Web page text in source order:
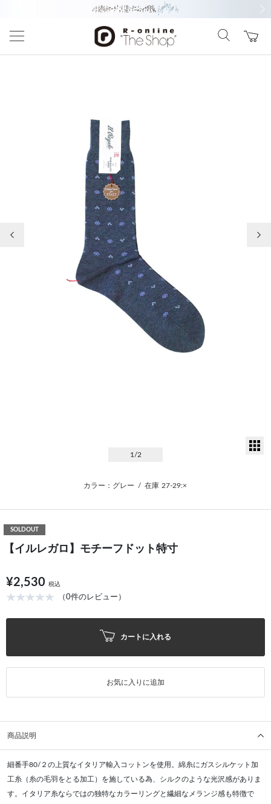
1 /2
カラー：グレー / 在庫 27-29:×
SOLDOUT
【イルレガロ】モチーフドット特寸
¥2,530 税込
（0件のレビュー）
カートに入れる
お気に入りに追加
商品説明
細番手80/２の上質なイタリア輸入コットンを使用。綿糸にガスシルケット加
工糸（糸の毛羽をとる加工）を施している為、シルクのような光沢感がありま
す。イタリア糸ならではの独特なカラーリングと繊細なメランジ感も特徴で